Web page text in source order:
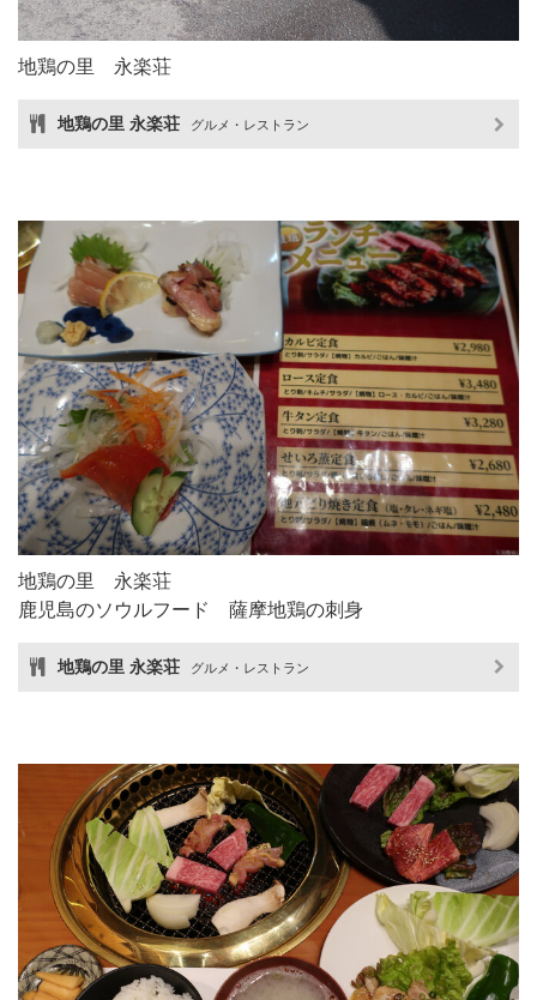
地鶏の里 永楽荘
地鶏の里 永楽荘 グルメ・レストラン
地鶏の里 永楽荘
鹿児島のソウルフード 薩摩地鶏の刺身
地鶏の里 永楽荘 グルメ・レストラン